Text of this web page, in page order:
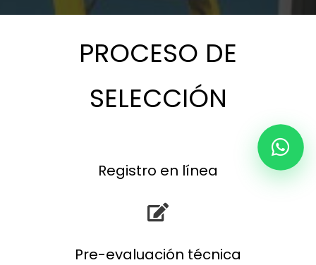
PROCESO DE
SELECCIÓN
Registro en línea
Pre-evaluación técnica